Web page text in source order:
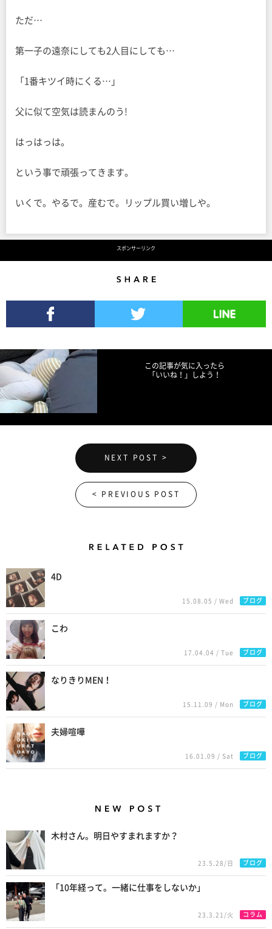
ただ…
第一子の遠奈にしても2人目にしても…
「1番キツイ時にくる…」
父に似て空気は読まんのう!
はっはっは。
という事で頑張ってきます。
いくで。やるで。産むで。リップル買い増しや。
スポンサーリンク
この記事が気に入ったら
「いいね！」しよう！
NEXT POST >
< PREVIOUS POST
4D
15.08.05 / Wed ブログ
こわ
17.04.04 / Tue ブログ
なりきりMEN！
15.11.09 / Mon ブログ
夫婦喧嘩
16.01.09 / Sat ブログ
木村さん。明日やすまれますか？
23.5.28/日 ブログ
「10年経って。一緒に仕事をしないか」
23.3.21/火 コラム